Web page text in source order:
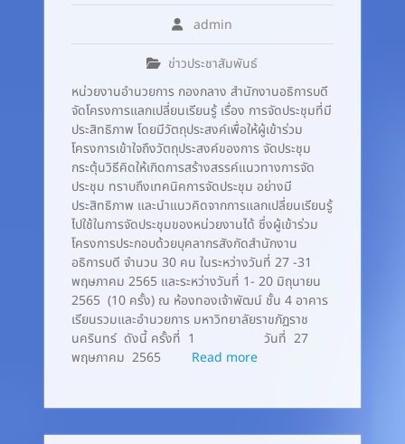
admin
ข่าวประชาสัมพันธ์
หน่วยงานอำนวยการ กองกลาง สำนักงานอธิการบดี
จัดโครงการแลกเปลี่ยนเรียนรู้ เรื่อง การจัดประชุมที่มี
ประสิทธิภาพ โดยมีวัตถุประสงค์เพื่อให้ผู้เข้าร่วม
โครงการเข้าใจถึงวัตถุประสงค์ของการ จัดประชุม
กระตุ้นวิธีคิดให้เกิดการสร้างสรรค์แนวทางการจัด
ประชุม ทราบถึงเทคนิคการจัดประชุม อย่างมี
ประสิทธิภาพ และนำแนวคิดจากการแลกเปลี่ยนเรียนรู้
ไปใช้ในการจัดประชุมของหน่วยงานได้ ซึ่งผู้เข้าร่วม
โครงการประกอบด้วยบุคลากรสังกัดสำนักงาน
อธิการบดี จำนวน 30 คน ในระหว่างวันที่ 27 -31
พฤษภาคม 2565 และระหว่างวันที่ 1- 20 มิถุนายน
2565 (10 ครั้ง) ณ ห้องทองเจ้าพัฒน์ ชั้น 4 อาคาร
เรียนรวมและอำนวยการ มหาวิทยาลัยราขภัฏราช
นครินทร์ ดังนี้ ครั้งที่ 1 วันที่ 27
พฤษภาคม 2565
Read more